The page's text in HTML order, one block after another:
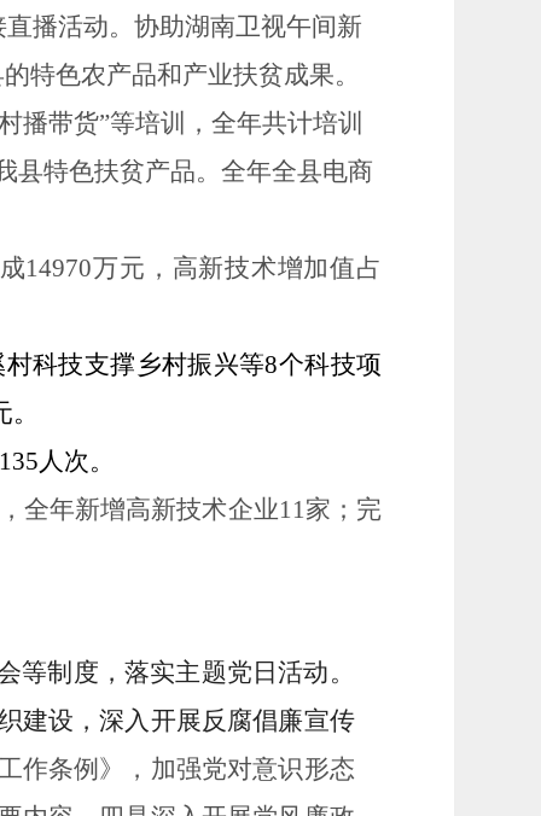
播活动。协助湖南卫视午间新
特色农产品和产业扶贫成果。
播带货”等培训
，全年共计培训
县特色扶贫产品。 全年全县电商
14970万元， 高新技术增加值占
科技支撑乡村振兴等8个科技项
人次。
全年新增高新技术企业11家；完
等制度，落实主题党日活动。
建设，深入开展反腐倡廉宣传
作条例》，加强党对意识形态